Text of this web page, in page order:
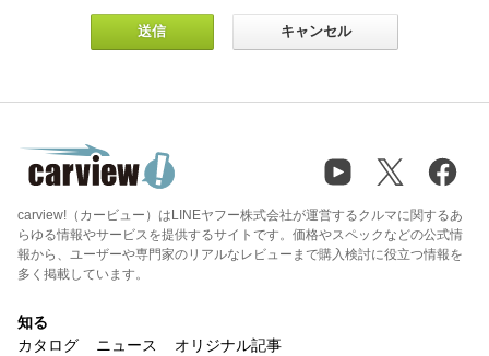
carview!（カービュー）はLINEヤフー株式会社が運営するクルマに関するあ
らゆる情報やサービスを提供するサイトです。価格やスペックなどの公式情
報から、ユーザーや専門家のリアルなレビューまで購入検討に役立つ情報を
多く掲載しています。
知る
カタログ
ニュース オリジナル記事